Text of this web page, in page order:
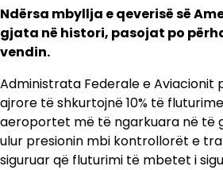
Ndërsa mbyllja e qeverisë së
gjata në histori, pasojat po
vendin.
Administrata Federale e Aviacionit
ajrore të shkurtojnë 10% të
aeroportet më të ngarkuara në të
ulur presionin mbi kontrollorët e
siguruar që fluturimi të mbetet i